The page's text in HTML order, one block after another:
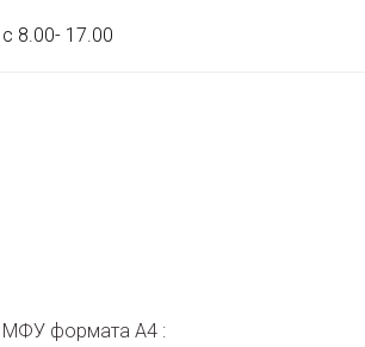
8.00- 17.00
МФУ формата А4 :